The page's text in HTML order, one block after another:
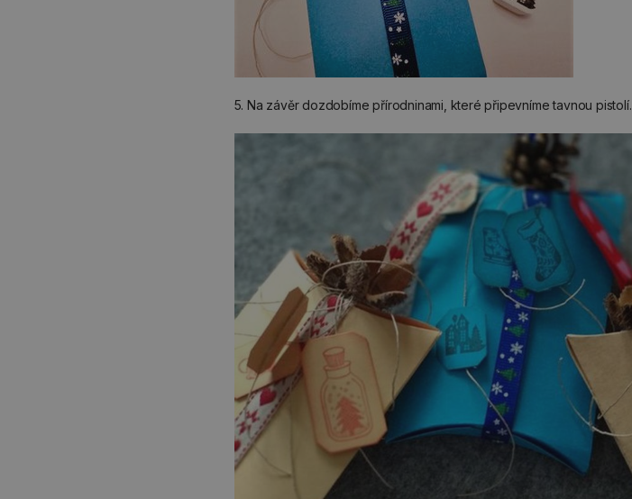
5. Na závěr dozdobíme přírodninami, které připevníme tavnou pistolí.